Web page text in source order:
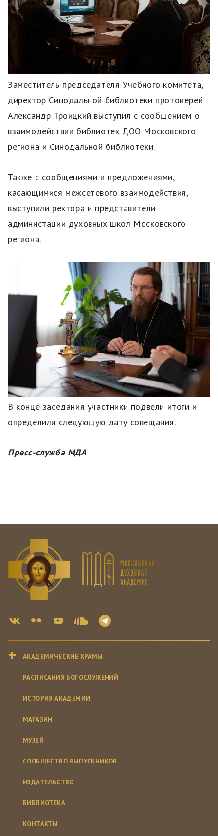
Заместитель председателя Учебного комитета,
директор Синодальной библиотеки протоиерей
Александр Троицкий выступил с сообщением о
взаимодействии библиотек ДОО Московского
региона и Синодальной библиотеки.
Также с сообщениями и предложениями,
касающимися межсетевого взаимодействия,
выступили ректора и представители
администации духовных школ Московского
региона.
В конце заседания участники подвели итоги и
определили следующую дату совещания.
Пресс-служба МДА
АКАДЕМИЧЕСКИЕ ХРАМЫ
РАСПИСАНИЯ БОГОСЛУЖЕНИЙ
ИСТОРИЯ АКАДЕМИИ
МАГАЗИН
МУЗЕЙ
СООБЩЕСТВО ВЫПУСКНИКОВ
ИЗДАТЕЛЬСТВО
БИБЛИОТЕКА
КОНТАКТЫ